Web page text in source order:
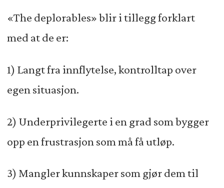
«The deplorables» blir i tillegg forklart
med at de er:
1) Langt fra innflytelse, kontrolltap over
egen situasjon.
2) Underprivilegerte i en grad som bygger
opp en frustrasjon som må få utløp.
3) Mangler kunnskaper som gjør dem til